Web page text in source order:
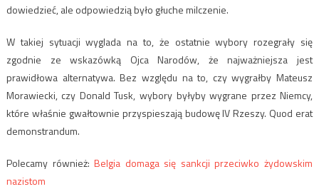
dowiedzieć, ale odpowiedzią było głuche milczenie.
W takiej sytuacji wyglada na to, że ostatnie wybory rozegrały się
zgodnie ze wskazówką Ojca Narodów, że najważniejsza jest
prawidłowa alternatywa. Bez względu na to, czy wygrałby Mateusz
Morawiecki, czy Donald Tusk, wybory byłyby wygrane przez Niemcy,
które właśnie gwałtownie przyspieszają budowę IV Rzeszy. Quod erat
demonstrandum.
Polecamy również:Belgia domaga się sankcji przeciwko żydowskim
nazistom